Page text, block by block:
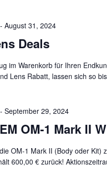
Deals
August 31, 2024
im Warenkorb für Ihren
Lens Rabatt, lassen sich so
OM-1 Mark II
September 29, 2024
OM-1 Mark II (Body oder Kit)
600,00 € zurück!